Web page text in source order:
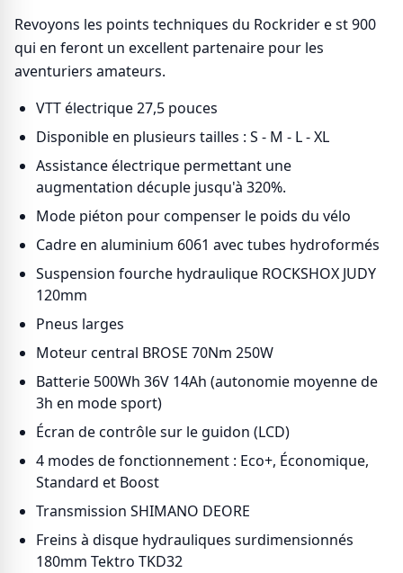
Revoyons les points techniques du Rockrider e st 900
qui en feront un excellent partenaire pour les
aventuriers amateurs.
VTT électrique 27,5 pouces
Disponible en plusieurs tailles : S - M - L - XL
Assistance électrique permettant une
augmentation décuple jusqu'à 320%.
Mode piéton pour compenser le poids du vélo
Cadre en aluminium 6061 avec tubes hydroformés
Suspension fourche hydraulique ROCKSHOX JUDY
120mm
Pneus larges
Moteur central BROSE 70Nm 250W
Batterie 500Wh 36V 14Ah (autonomie moyenne de
3h en mode sport)
Écran de contrôle sur le guidon (LCD)
4 modes de fonctionnement : Eco+, Économique,
Standard et Boost
Transmission SHIMANO DEORE
Freins à disque hydrauliques surdimensionnés
180mm Tektro TKD32